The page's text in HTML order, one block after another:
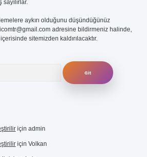
aykırı olduğunu düşündüğünüz
adresine bildirmeniz halinde,
sitemizden kaldırılacaktır.
için admin
için Volkan